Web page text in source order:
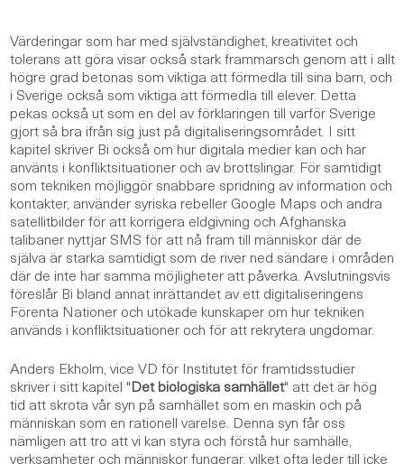
Värderingar som har med självständighet, kreativitet och
tolerans att göra visar också stark frammarsch genom att i allt
högre grad betonas som viktiga att förmedla till sina barn, och
i Sverige också som viktiga att förmedla till elever. Detta
pekas också ut som en del av förklaringen till varför Sverige
gjort så bra ifrån sig just på digitaliseringsområdet. I sitt
kapitel skriver Bi också om hur digitala medier kan och har
använts i konfliktsituationer och av brottslingar. För samtidigt
som tekniken möjliggör snabbare spridning av information och
kontakter, använder syriska rebeller Google Maps och andra
satellitbilder för att korrigera eldgivning och Afghanska
talibaner nyttjar SMS för att nå fram till människor där de
själva är starka samtidigt som de river ned sändare i områden
där de inte har samma möjligheter att påverka. Avslutningsvis
föreslår Bi bland annat inrättandet av ett digitaliseringens
Förenta Nationer och utökade kunskaper om hur tekniken
används i konfliktsituationer och för att rekrytera ungdomar.
Anders Ekholm, vice VD för Institutet för framtidsstudier
skriver i sitt kapitel "Det biologiska samhället" att det är hög
tid att skrota vår syn på samhället som en maskin och på
människan som en rationell varelse. Denna syn får oss
nämligen att tro att vi kan styra och förstå hur samhälle,
verksamheter och människor fungerar, vilket ofta leder till icke